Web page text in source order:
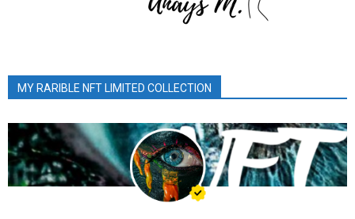
MY RARIBLE NFT LIMITED COLLECTION